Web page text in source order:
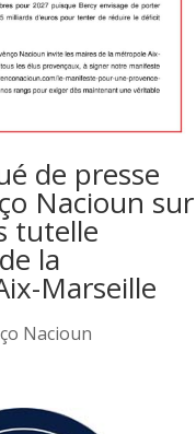
de presse
Nacioun sur
tutelle
la
Marseille
Nacioun